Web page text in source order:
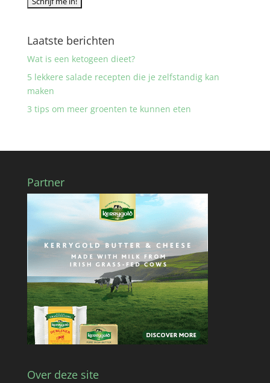
Laatste berichten
Wat is een ketogeen dieet?
5 lekkere salade recepten die je zelfstandig kan
maken
3 tips om meer groenten te kunnen eten
Partner
Over deze site